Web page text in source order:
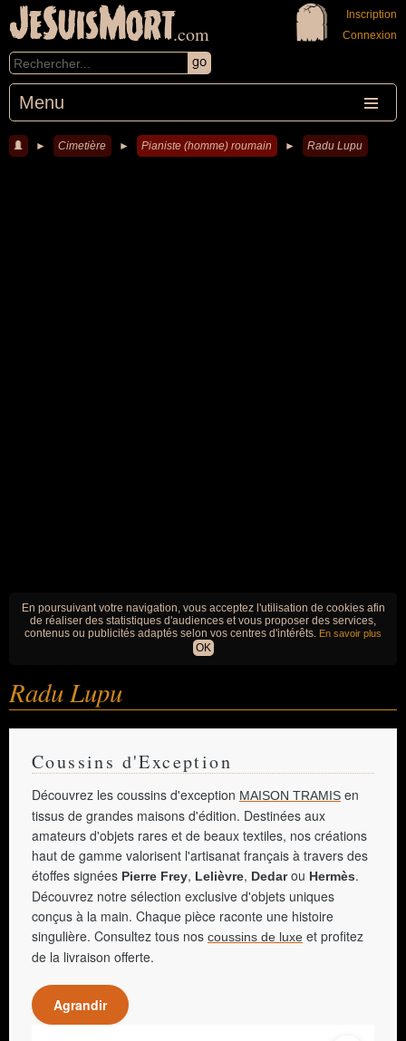
JeSuisMort.com
Menu
Inscription
Connexion
► Cimetière ► Pianiste (homme) roumain ► Radu Lupu
En poursuivant votre navigation, vous acceptez l'utilisation de cookies afin
de réaliser des statistiques d'audiences et vous proposer des services,
contenus ou publicités adaptés selon vos centres d'intérêts. En savoir plus
OK
Radu Lupu
Coussins d'Exception
Découvrez les coussins d'exception MAISON TRAMIS en
tissus de grandes maisons d'édition. Destinées aux
amateurs d'objets rares et de beaux textiles, nos créations
haut de gamme valorisent l'artisanat français à travers des
étoffes signées Pierre Frey, Lelièvre, Dedarou Hermès.
Découvrez notre sélection exclusive d'objets uniques
conçus à la main. Chaque pièce raconte une histoire
singulière. Consultez tous nos coussins de luxe et profitez
de la livraison offerte.
Agrandir